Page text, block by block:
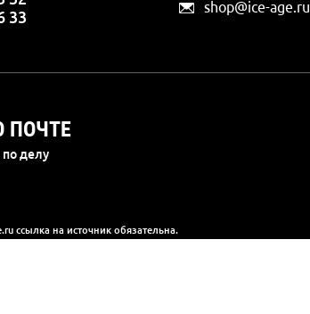
33
shop@ice-age.ru
ПОЧТЕ
делу
ссылка на источник обязательна.